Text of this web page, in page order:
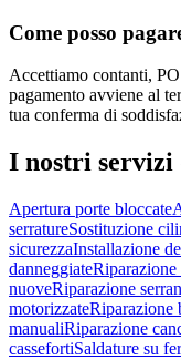
Come posso
Accettiamo contanti,
pagamento avviene al
tua conferma di
I nostri servizi
Apertura porte bloccate
serratureSostituzione
sicurezzaInstallazione
danneggiate
nuoveRiparazione
motorizzateRiparazione
manualiRiparazione
cassefortiSaldature su